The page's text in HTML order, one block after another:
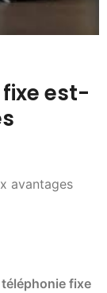
est-
avantages
téléphonie fixe